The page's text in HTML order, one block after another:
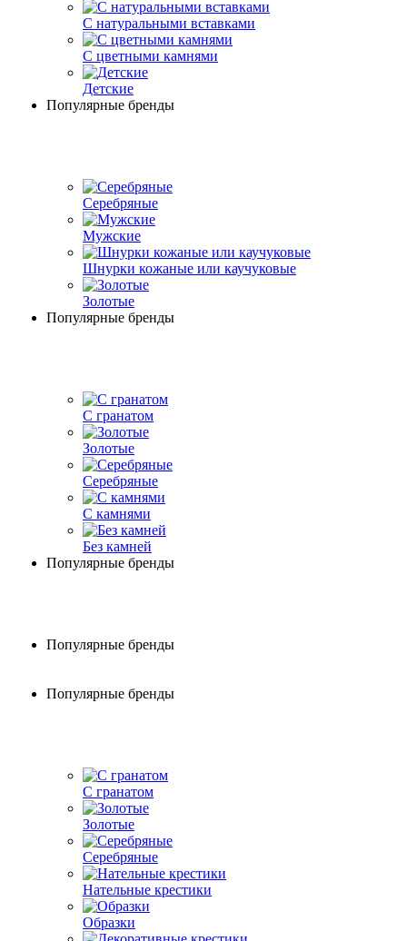
С натуральными вставками
С цветными камнями
Детские
Популярные бренды
Серебряные
Мужские
Шнурки кожаные или каучуковые
Золотые
Популярные бренды
С гранатом
Золотые
Серебряные
С камнями
Без камней
Популярные бренды
Популярные бренды
Популярные бренды
С гранатом
Золотые
Серебряные
Нательные крестики
Образки